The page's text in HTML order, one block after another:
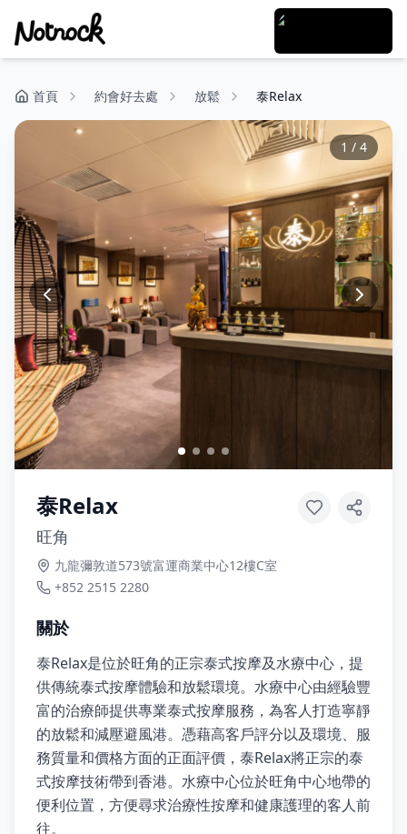
首頁 約會好去處 放鬆 泰Relax
1 / 4
泰Relax
旺角
九龍彌敦道573號富運商業中心12樓C室
+852 2515 2280
關於
泰Relax是位於旺角的正宗泰式按摩及水療中心，提
供傳統泰式按摩體驗和放鬆環境。水療中心由經驗豐
富的治療師提供專業泰式按摩服務，為客人打造寧靜
的放鬆和減壓避風港。憑藉高客戶評分以及環境、服
務質量和價格方面的正面評價，泰Relax將正宗的泰
式按摩技術帶到香港。水療中心位於旺角中心地帶的
便利位置，方便尋求治療性按摩和健康護理的客人前
往。